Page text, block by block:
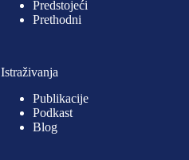
Predstojeći
Prethodni
Istraživanja
Publikacije
Podkast
Blog